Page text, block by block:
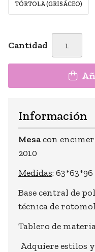
TÓRTOLA (GRISÁCEO)
Cantidad
Información
Mesacon
2010
Medidas:
Base central de
técnica de
Tablero de
Adquiere estilos